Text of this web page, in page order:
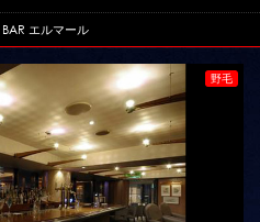
エルマール
野毛